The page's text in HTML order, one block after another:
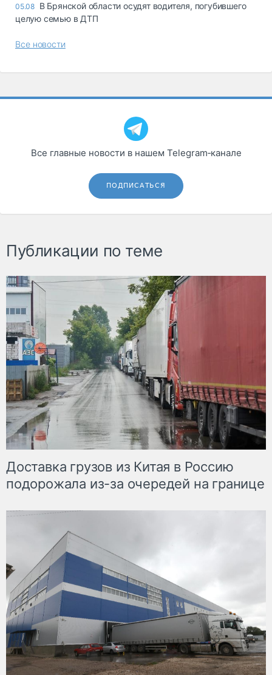
05.08 В Брянской области осудят водителя, погубившего
целую семью в ДТП
Все новости
Все главные новости в нашем Telegram‑канале
ПОДПИСАТЬСЯ
Публикации по теме
Доставка грузов из Китая в Россию
подорожала из-за очередей на границе